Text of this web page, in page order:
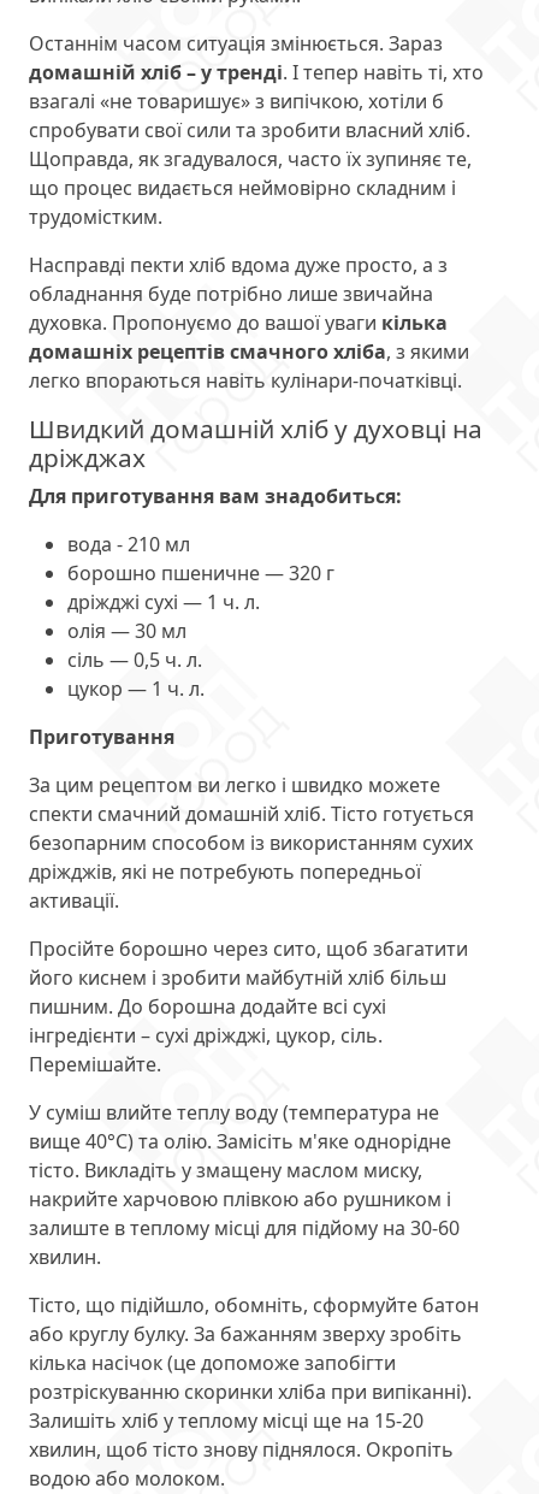
Останнім часом ситуація змінюється. Зараз
домашній хліб – у тренді. І тепер навіть ті, хто
взагалі «не товаришує» з випічкою, хотіли б
спробувати свої сили та зробити власний хліб.
Щоправда, як згадувалося, часто їх зупиняє те,
що процес видається неймовірно складним і
трудомістким.
Насправді пекти хліб вдома дуже просто, а з
обладнання буде потрібно лише звичайна
духовка. Пропонуємо до вашої уваги кілька
домашніх рецептів смачного хліба, з якими
легко впораються навіть кулінари-початківці.
Швидкий домашній хліб у духовці на
дріжджах
Для приготування вам знадобиться:
вода - 210 мл
борошно пшеничне — 320 г
дріжджі сухі — 1 ч. л.
олія — 30 мл
сіль — 0,5 ч. л.
цукор — 1 ч. л.
Приготування
За цим рецептом ви легко і швидко можете
спекти смачний домашній хліб. Тісто готується
безопарним способом із використанням сухих
дріжджів, які не потребують попередньої
активації.
Просійте борошно через сито, щоб збагатити
його киснем і зробити майбутній хліб більш
пишним. До борошна додайте всі сухі
інгредієнти – сухі дріжджі, цукор, сіль.
Перемішайте.
У суміш влийте теплу воду (температура не
вище 40°С) та олію. Замісіть м'яке однорідне
тісто. Викладіть у змащену маслом миску,
накрийте харчовою плівкою або рушником і
залиште в теплому місці для підйому на 30-60
хвилин.
Тісто, що підійшло, обомніть, сформуйте батон
або круглу булку. За бажанням зверху зробіть
кілька насічок (це допоможе запобігти
розтріскуванню скоринки хліба при випіканні).
Залишіть хліб у теплому місці ще на 15-20
хвилин, щоб тісто знову піднялося. Окропіть
водою або молоком.